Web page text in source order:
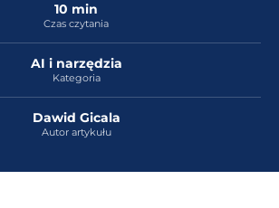
10 min
Czas czytania
AI i narzędzia
Kategoria
Dawid Gicala
Autor artykułu